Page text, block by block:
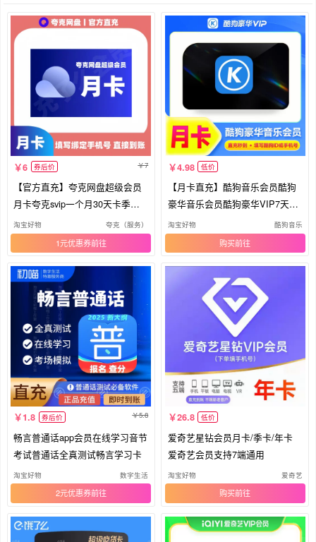
6 券后价 7
【官方直充】夸克网盘超级会员
月卡夸克svip一个月30天卡季卡
年卡
淘宝好物 夸克（服务）
1元优惠券
4.98 低价
【月卡直充】酷狗音乐会员酷狗
豪华音乐会员酷狗豪华VIP7天季
年卡
淘宝好物 酷狗音乐
购买
1.8 券后价 5.8
畅言普通话app会员在线学习音节
考试普通话全真测试畅言学习卡
淘宝好物 数字生活
2元优惠券
26.8 低价
爱奇艺星钻会员月卡/季卡/年卡
爱奇艺会员支持7端通用
淘宝好物 爱奇艺
购买